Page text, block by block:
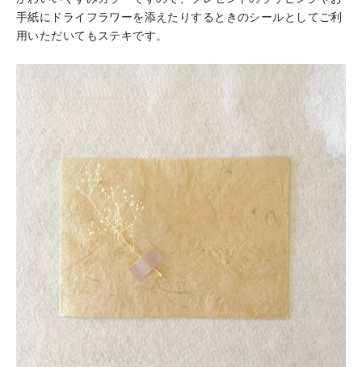
手紙にドライフラワーを添えたりするときのシールとしてご利
用いただいてもステキです。